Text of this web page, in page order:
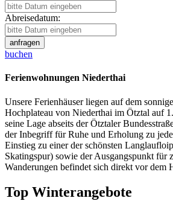
Abreisedatum:
buchen
Ferienwohnungen Niederthai
Unsere Ferienhäuser liegen auf dem
Hochplateau von Niederthai im Ötztal auf
seine Lage abseits der Ötztaler
der Inbegriff für Ruhe und Erholung zu
Einstieg zu einer der schönsten
Skatingspur) sowie der Ausgangspunkt für
Wanderungen befindet sich direkt vor dem
Top Winterangebote